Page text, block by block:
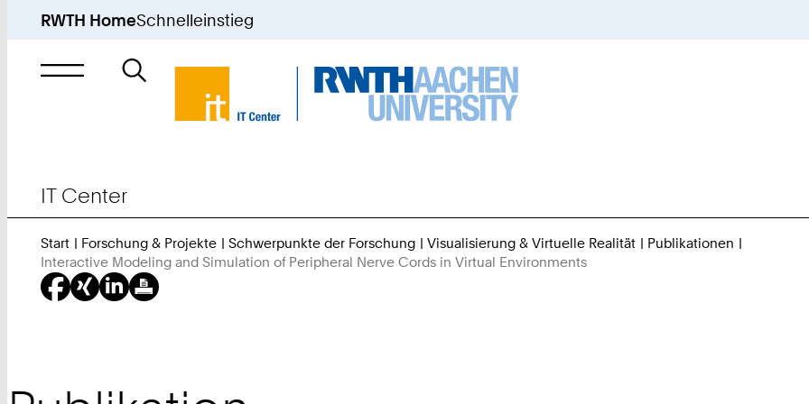
RWTH HomeSchnelleinstieg
Suche
nach
IT Center
Start Forschung & Projekte Schwerpunkte der Forschung Visualisierung & Virtuelle Realität
Publikationen
Interactive Modeling and Simulation of Peripheral Nerve Cords in Virtual Environments